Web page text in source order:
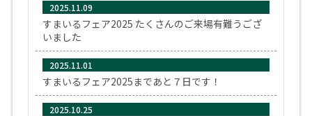
2025.11.09
すまいるフェア2025 たくさんのご来場有難うござ
いました
2025.11.01
すまいるフェア2025まであと７日です！
2025.10.25